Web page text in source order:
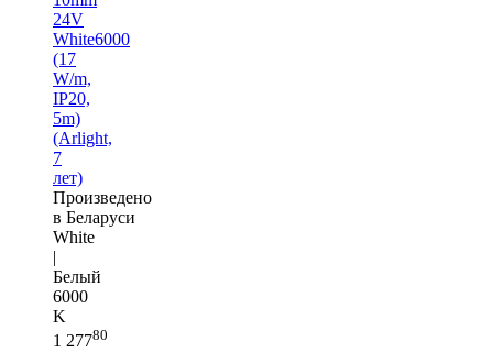
24V
White6000
(17
W/m,
IP20,
5m)
(Arlight,
7
лет)
Произведено
в Беларуси
White
|
Белый
6000
K
1 27780